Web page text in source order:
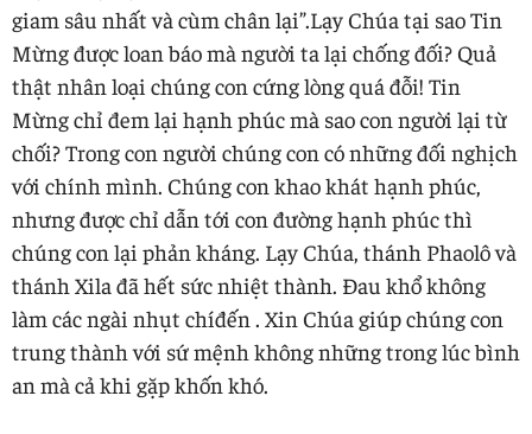
giam sâu nhất và cùm chân lại”.Lạy Chúa tại sao Tin
Mừng được loan báo mà người ta lại chống đối? Quả
thật nhân loại chúng con cứng lòng quá đỗi! Tin
Mừng chỉ đem lại hạnh phúc mà sao con người lại từ
chối? Trong con người chúng con có những đối nghịch
với chính mình. Chúng con khao khát hạnh phúc,
nhưng được chỉ dẫn tới con đường hạnh phúc thì
chúng con lại phản kháng. Lạy Chúa, thánh Phaolô và
thánh Xila đã hết sức nhiệt thành. Đau khổ không
làm các ngài nhụt chíđến . Xin Chúa giúp chúng con
trung thành với sứ mệnh không những trong lúc bình
an mà cả khi gặp khốn khó.